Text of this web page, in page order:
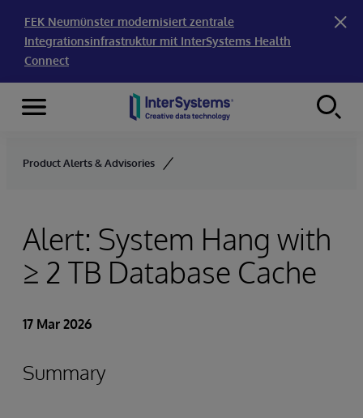
FEK Neumünster modernisiert zentrale
Integrationsinfrastruktur mit InterSystems Health
Connect
Skip to content
Menu
Product Alerts & Advisories
Alert: System Hang with
≥ 2 TB Database Cache
17 Mar 2026
Summary